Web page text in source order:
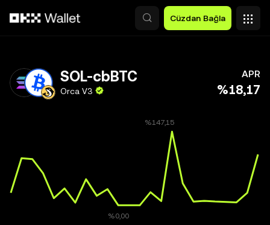
Cüzdan Bağla
SOL-cbBTC
Orca V3
APR
%18,17